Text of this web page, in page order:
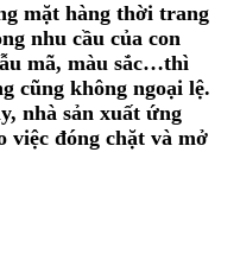
mặt hàng thời trang
nhu cầu của con
mã, màu sắc…thì
cũng không ngoại lệ.
nhà sản xuất ứng
việc đóng chặt và mở